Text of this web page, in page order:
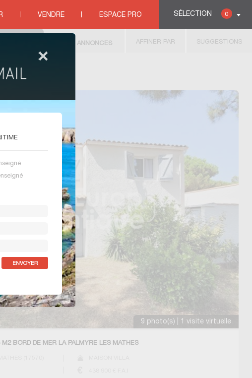
SÉLECTION 0
VENDRE ESPACE PRO
9 photo(s) | 1 visite virtuelle
M2 BORD DE MER LA PALMYRE LES MATHES
AFFINER PAR SUGGESTIONS
ANNONCES